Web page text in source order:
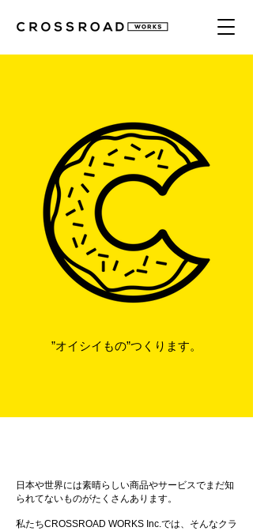
”オイシイもの”つくります。
日本や世界には素晴らしい商品やサービスでまだ知
られてないものがたくさんあります。
私たちCROSSROAD WORKS Inc.では、そんなクラ